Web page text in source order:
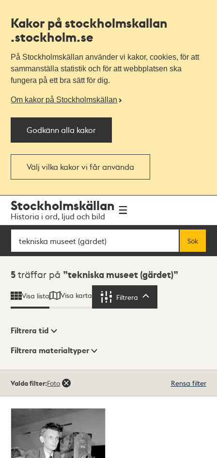
Kakor på stockholmskallan
.stockholm.se
På Stockholmskällan använder vi kakor, cookies, för att
sammanställa statistik och för att webbplatsen ska
fungera på ett bra sätt för dig.
Om kakor på Stockholmskällan
Godkänn alla kakor
Välj vilka kakor vi får använda
navigationen
huvudinnehållet
Stockholmskällan
Historia i ord, ljud och bild
Sök
Sök
Sökresultat
5 träffar på tekniska museet (gärdet)
Visa lista Visa karta Filtrera
Visningsläge
Filtrera tid
Filtrera materialtyper
träffar
Valda filter:Foto Rensa filter